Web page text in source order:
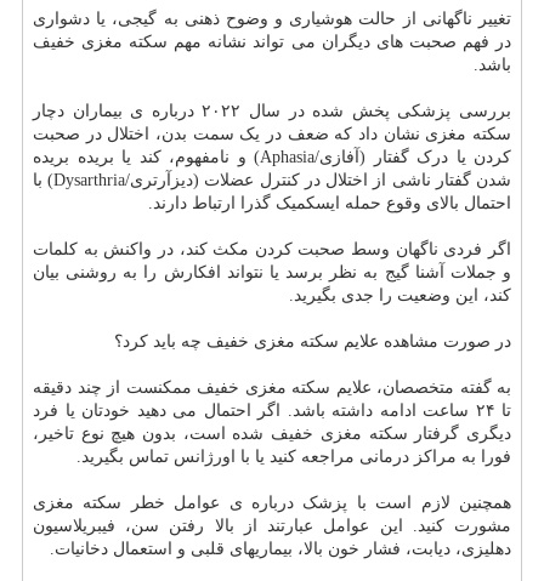
تغییر ناگهانی از حالت هوشیاری و وضوح ذهنی به گیجی، یا دشواری
در فهم صحبت های دیگران می تواند نشانه مهم سکته مغزی خفیف
باشد.
بررسی پزشکی پخش شده در سال ۲۰۲۲ درباره ی بیماران دچار
سکته مغزی نشان داد که ضعف در یک سمت بدن، اختلال در صحبت
کردن یا درک گفتار (آفازی/Aphasia) و نامفهوم، کند یا بریده بریده
شدن گفتار ناشی از اختلال در کنترل عضلات (دیزآرتری/Dysarthria) با
احتمال بالای وقوع حمله ایسکمیک گذرا ارتباط دارند.
اگر فردی ناگهان وسط صحبت کردن مکث کند، در واکنش به کلمات
و جملات آشنا گیج به نظر برسد یا نتواند افکارش را به روشنی بیان
کند، این وضعیت را جدی بگیرید.
در صورت مشاهده علایم سکته مغزی خفیف چه باید کرد؟
به گفته متخصصان، علایم سکته مغزی خفیف ممکنست از چند دقیقه
تا ۲۴ ساعت ادامه داشته باشد. اگر احتمال می دهید خودتان یا فرد
دیگری گرفتار سکته مغزی خفیف شده است، بدون هیچ نوع تاخیر،
فورا به مراکز درمانی مراجعه کنید یا با اورژانس تماس بگیرید.
همچنین لازم است با پزشک درباره ی عوامل خطر سکته مغزی
مشورت کنید. این عوامل عبارتند از بالا رفتن سن، فیبریلاسیون
دهلیزی، دیابت، فشار خون بالا، بیماریهای قلبی و استعمال دخانیات.